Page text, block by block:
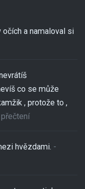
a namaloval si
co se může
, protože to ,
hvězdami. -